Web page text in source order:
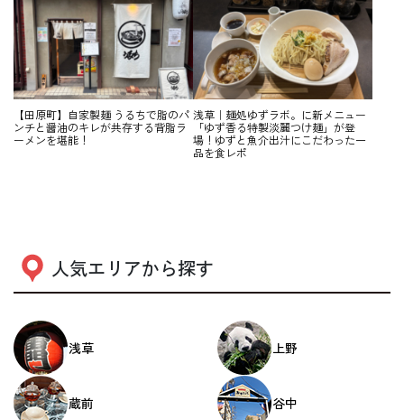
【田原町】自家製麺 うるちで脂のパ
ンチと醤油のキレが共存する背脂ラ
ーメンを堪能！
浅草｜麺処ゆずラボ。に新メニュー
「ゆず香る特製淡麗つけ麺」が登
場！ゆずと魚介出汁にこだわった一
品を食レポ
人気エリアから探す
浅草 上野
蔵前 谷中